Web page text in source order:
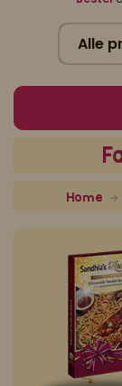
klik
Alle
Home